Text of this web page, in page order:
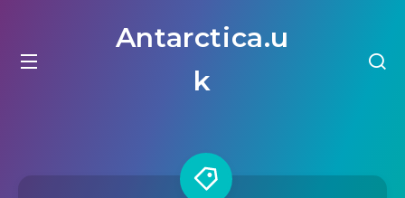
Antarctica.u
k